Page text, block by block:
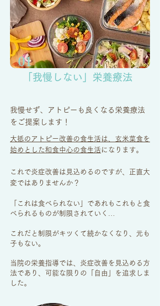
01
「我慢しない」栄養療法
我慢せず、アトピーも良くなる栄養療法
をご提案します！
大抵のアトピー改善の食生活は、玄米菜食を
始めとした和食中心の食生活になります。
これで炎症改善は見込めるのですが、正直大
変ではありませんか？
「これは食べられない」であれもこれもと食
べられるものが制限されていく…
これだと制限がキツくて続かなくなり、元も
子もない。
当院の栄養指導では、炎症改善を見込める方
法であり、可能な限りの「自由」を追求しま
した。